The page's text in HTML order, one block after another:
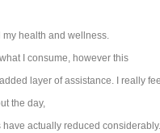
my health and wellness.
I consume, however this
layer of assistance. I really
the day,
actually reduced considerably.